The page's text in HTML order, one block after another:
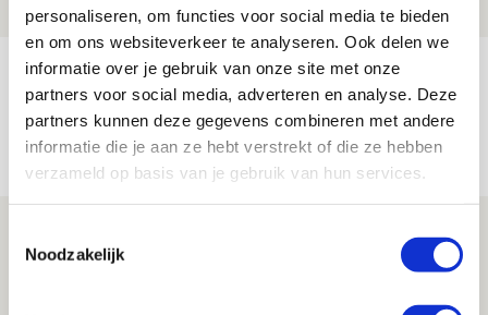
personaliseren, om functies voor social media te bieden
en om ons websiteverkeer te analyseren. Ook delen we
informatie over je gebruik van onze site met onze
partners voor social media, adverteren en analyse. Deze
partners kunnen deze gegevens combineren met andere
informatie die je aan ze hebt verstrekt of die ze hebben
verzameld op basis van je gebruik van hun services.
Noodzakelijk
Míchels elf: met welke formatie begin
jij aan nieuw eredivisieseizoen?
maakt Abdalla ‘geen reet’ uit